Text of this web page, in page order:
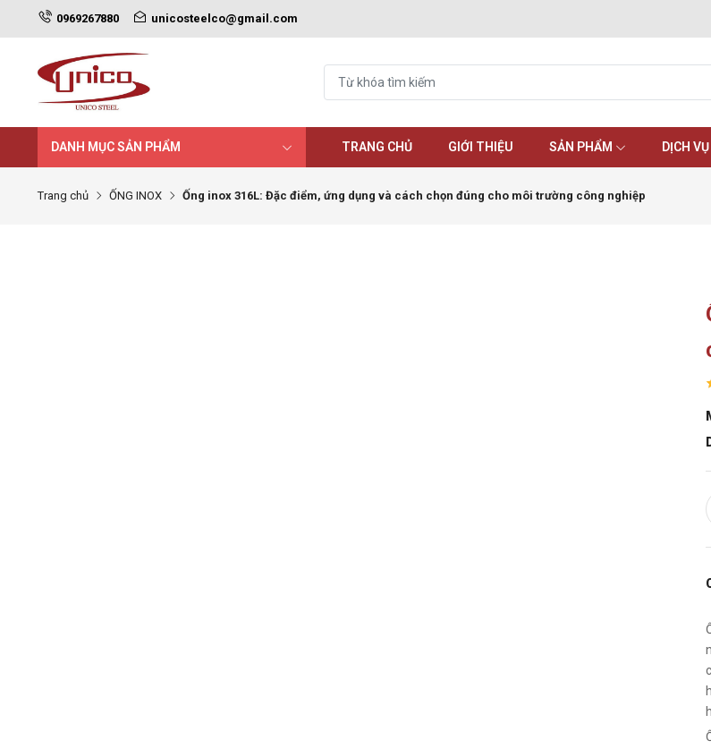
0969267880 unicosteelco@gmail.com
DANH MỤC SẢN PHẨM TRANG CHỦ GIỚI THIỆU SẢN PHẨM DỊCH VỤ
Trang chủ ỐNG INOX Ống inox 316L: Đặc điểm, ứng dụng và cách chọn đúng cho môi trường công nghiệp